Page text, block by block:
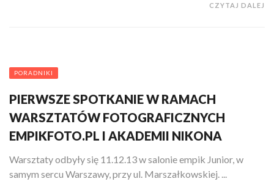
CZYTAJ DALEJ
PORADNIKI
PIERWSZE SPOTKANIE W RAMACH
WARSZTATÓW FOTOGRAFICZNYCH
EMPIKFOTO.PL I AKADEMII NIKONA
Warsztaty odbyły się 11.12.13 w salonie empik Junior, w
samym sercu Warszawy, przy ul. Marszałkowskiej. ...